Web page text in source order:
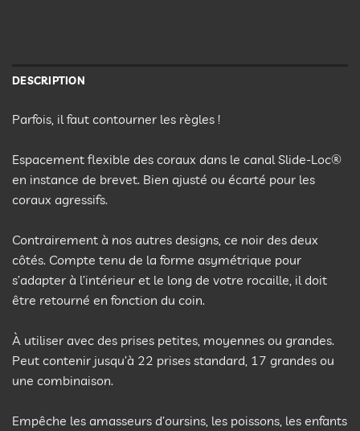
DESCRIPTION
Parfois, il faut contourner les règles !
Espacement flexible des coraux dans le canal Slide-Loc®
en instance de brevet. Bien ajusté ou écarté pour les
coraux agressifs.
Contrairement à nos autres designs, ce noir des deux
côtés. Compte tenu de la forme asymétrique pour
s’adapter à l’intérieur et le long de votre rocaille, il doit
être retourné en fonction du coin.
À utiliser avec des prises petites, moyennes ou grandes.
Peut contenir jusqu’à 22 prises standard, 17 grandes ou
une combinaison.​​
Empêche les amasseurs d’oursins, les poissons, les enfants